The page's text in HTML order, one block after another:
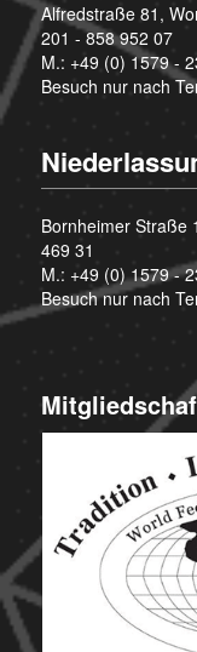
Alfredstraße 81,
201 - 858 952 07
M.: +49 (0) 1579 -
Besuch nur nach
Bornheimer Straße
469 31
M.: +49 (0) 1579 -
Besuch nur nach